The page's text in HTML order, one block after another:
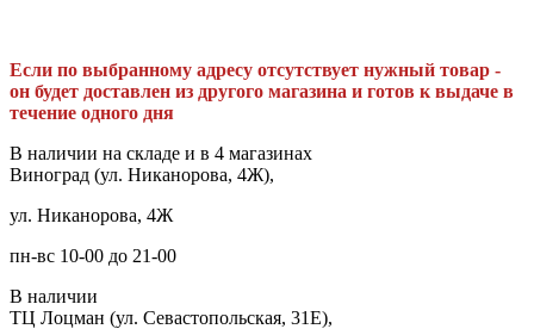
Если по выбранному адресу отсутствует нужный товар -
он будет доставлен из другого магазина и готов к выдаче в
течение одного дня
В наличии на складе и в 4 магазинах
Виноград (ул. Никанорова, 4Ж),
ул. Никанорова, 4Ж
пн-вс 10-00 до 21-00
В наличии
ТЦ Лоцман (ул. Севастопольская, 31Е),